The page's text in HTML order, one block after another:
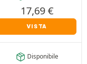
17,69€
VISTA
Disponibile